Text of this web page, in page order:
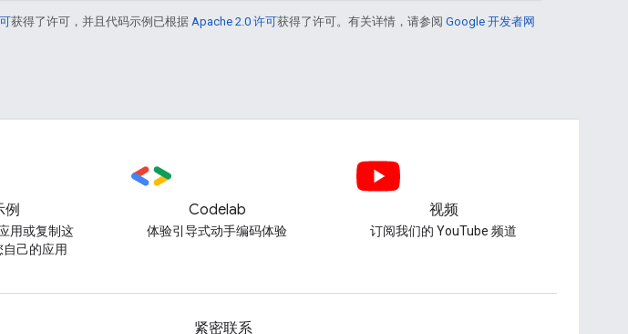
获得了许可，并且代码示例已根据 Apache 2.0 许可获得了许可。有关详情，请参阅 Google 开发者网
例
用或复制这
己的应用
Codelab
体验引导式动手编码体验
视频
订阅我们的 YouTube 频道
紧密联系